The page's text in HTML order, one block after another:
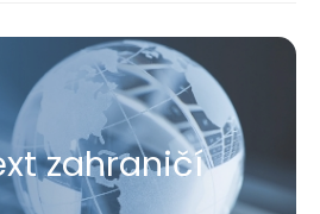
zahraničí